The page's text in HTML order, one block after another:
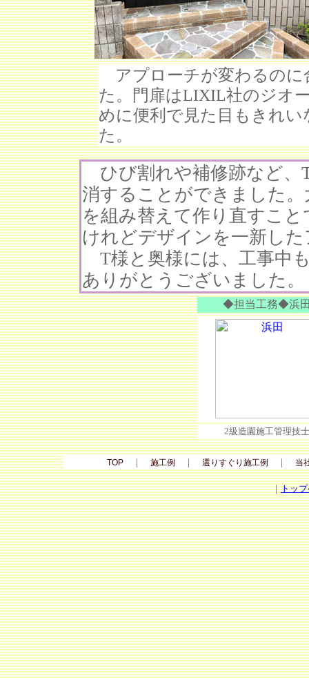
アプローチが変わるのに
た。門扉はLIXIL社のジオ
めに便利で見た目もきれ
た。
ひび割れや補修跡など、
消することができました
を組み替えて作り直すこ
けれどデザインを一新し
T様と奥様には、工事中
ありがとうございました。
◆担当工務◆浜
2級造園施工管理技士
TOP｜ 施工例 ｜ 選りすぐり施工例 ｜ 当
｜トッ